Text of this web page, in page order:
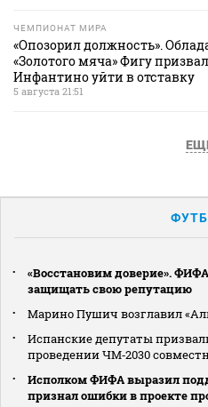
ЧЕМПИОНАТ МИРА
«Опозорил должность».
«Золотого мяча» Фигу
Инфантино уйти в отставку
5 августа 21:51
«Восстановим доверие».
защищать свою репутацию
Марино Пушич возглавил
Испанские депутаты
проведении ЧМ‑2030
Исполком ФИФА выразил
признал ошибки в проекте